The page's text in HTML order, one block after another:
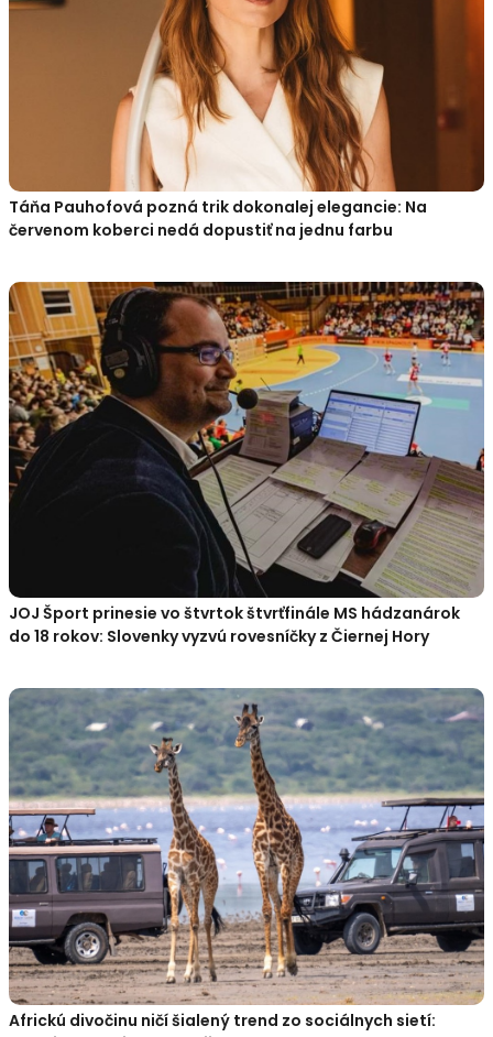
Táňa Pauhofová pozná trik dokonalej elegancie: Na
červenom koberci nedá dopustiť na jednu farbu
JOJ Šport prinesie vo štvrtok štvrťfinále MS hádzanárok
do 18 rokov: Slovenky vyzvú rovesníčky z Čiernej Hory
Africkú divočinu ničí šialený trend zo sociálnych sietí: